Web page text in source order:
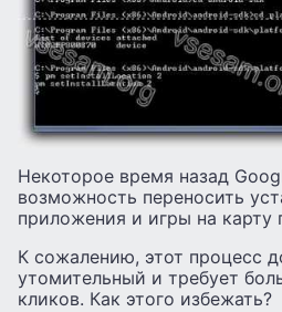
Некоторое время назад
возможность переносить
приложения и игры на карту
К сожалению, этот процесс
утомительный и требует
кликов. Как этого избежать?